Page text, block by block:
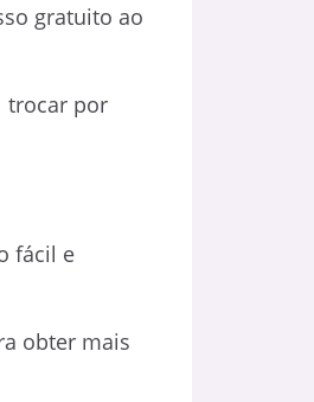
gratuito ao
trocar por
fácil e
obter mais